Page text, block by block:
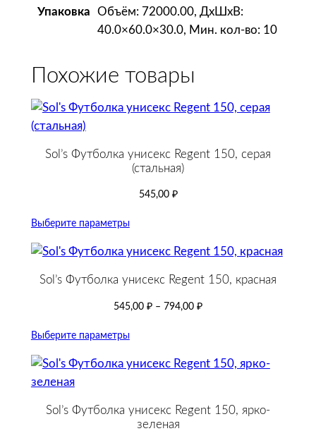
Упаковка
Объём: 72000.00, ДxШxВ:
40.0×60.0×30.0, Мин. кол-во: 10
Похожие товары
Sol’s Футболка унисекс Regent 150, серая
(стальная)
545,00 ₽
Выберите параметры
Sol’s Футболка унисекс Regent 150, красная
545,00 ₽ – 794,00 ₽
Выберите параметры
Sol’s Футболка унисекс Regent 150, ярко-
зеленая